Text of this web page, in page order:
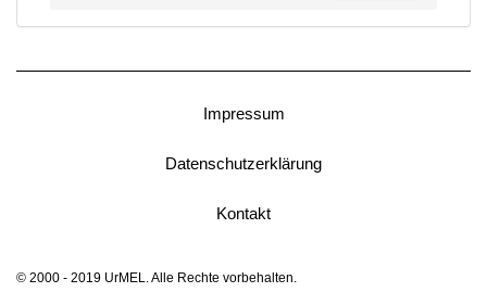
Impressum
Datenschutzerklärung
Kontakt
© 2000 - 2019 UrMEL. Alle Rechte vorbehalten.